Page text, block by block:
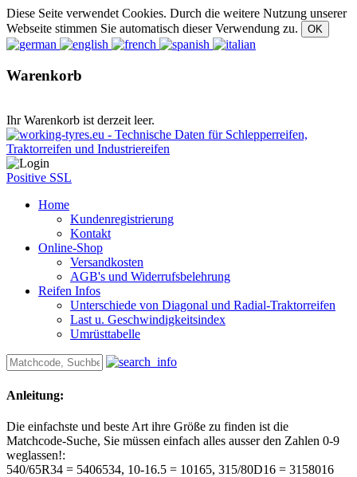
Diese Seite verwendet Cookies. Durch die weitere Nutzung unserer
Webseite stimmen Sie automatisch dieser Verwendung zu.
Warenkorb
Ihr Warenkorb ist derzeit leer.
Positive SSL
Home
Kundenregistrierung
Kontakt
Online-Shop
Versandkosten
AGB's und Widerrufsbelehrung
Reifen Infos
Unterschiede von Diagonal und Radial-Traktorreifen
Last u. Geschwindigkeitsindex
Umrüsttabelle
Anleitung:
Die einfachste und beste Art ihre Größe zu finden ist die
Matchcode-Suche, Sie müssen einfach alles ausser den Zahlen 0-9
weglassen!:
540/65R34 = 5406534, 10-16.5 = 10165, 315/80D16 = 3158016